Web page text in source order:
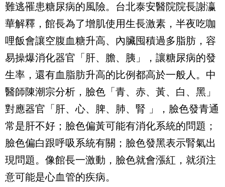
難逃罹患糖尿病的風險。台北泰安醫院院長謝瀛
華解釋，館長為了增肌使用生長激素，半夜吃咖
哩飯會讓空腹血糖升高、內臟囤積過多脂肪，容
易操爆消化器官「肝、膽、胰」，讓糖尿病的發
生率，還有血脂肪升高的比例都高於一般人。中
醫師陳潮宗分析，臉色「青、赤、黃、白、黑」
對應器官「肝、心、脾、肺、腎 」，臉色發青通
常是肝不好；臉色偏黃可能有消化系統的問題；
臉色偏白跟呼吸系統有關；臉色發黑表示腎氣出
現問題。像館長一激動，臉色就會漲紅，就須注
意可能是心血管的疾病。